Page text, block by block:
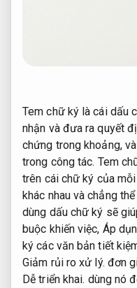
Tem chữ ký là cái dấu
nhận và đưa ra quyết
chứng trong khoảng,
trong công tác. Tem
trên cái chữ ký của
khác nhau và chẳng
dùng dấu chữ ký sẽ
buộc khiến việc, Áp
ký các văn bản tiết
Giảm rủi ro xử lý. đơn
Dễ triển khai. dùng nó